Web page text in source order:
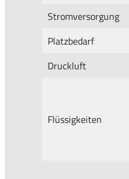
Stromversorgung
Platzbedarf
Druckluft
Flüssigkeiten